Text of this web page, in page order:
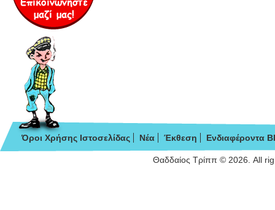
Όροι Χρήσης Ιστοσελίδας Νέα Έκθεση Ενδιαφέροντα
Θαδδαίος Τρίππ © 2026. All